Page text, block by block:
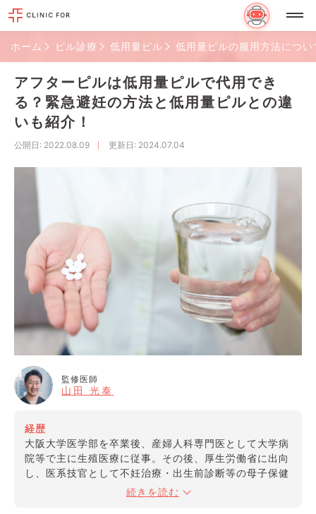
ホーム ピル診療 低用量ピル 低用量ピルの服用方法につい
アフターピルは低用量ピルで代用でき
る？緊急避妊の方法と低用量ピルとの違
いも紹介！
公開日 : 2022.08.09 更新日 : 2024.07.04
監修医師
山田 光泰
経歴
大阪大学医学部を卒業後、産婦人科専門医として大学病
院等で主に生殖医療に従事。その後、厚生労働省に出向
し、医系技官として不妊治療・出生前診断等の母子保健
領域における行政施策推進に携わる。現職では女性のラ
続きを読む